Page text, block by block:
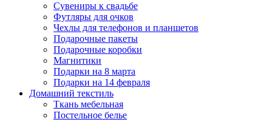
Сувениры к свадьбе
Футляры для очков
Чехлы для телефонов и планшетов
Подарочные пакеты
Подарочные коробки
Магнитики
Подарки на 8 марта
Подарки на 14 февраля
Домашний текстиль
Ткань мебельная
Постельное белье